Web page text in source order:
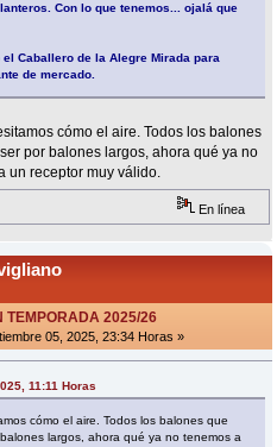
Con lo que tenemos... ojalá que
Caballero de la Alegre Mirada para
de mercado.
cómo el aire. Todos los balones
por balones largos, ahora qué ya no
un receptor muy válido.
En línea
TEMPORADA 2025/26
05, 2025, 23:34 Horas »
11:11 Horas
cómo el aire. Todos los balones que
largos, ahora qué ya no tenemos a